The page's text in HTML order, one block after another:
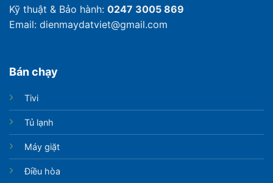
Bộ lọc Anti-Formaldehyde
loại bỏ 93,8% formaldehyde gây hại cho sức khỏe.
Kỹ thuật & Bảo hành: 0247 3005 869
Email: dienmaydatviet@gmail.com
Bán chạy
Tivi
Tủ lạnh
Máy giặt
Điều hòa